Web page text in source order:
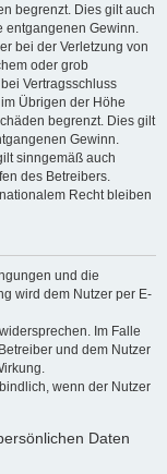
begrenzt. Dies gilt auch
Gewinn.
bei der Verletzung von
oder grob
Vertragsschluss
Übrigen der Höhe
begrenzt. Dies gilt
Gewinn.
sinngemäß auch
des Betreibers.
Recht bleiben
und die
wird dem Nutzer per E-
Im Falle
und dem Nutzer
wenn der Nutzer
Daten